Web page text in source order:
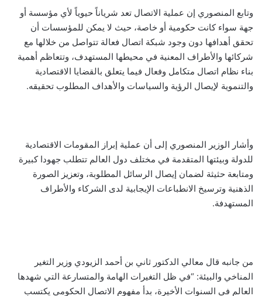
وتابع المنصوري إن عملية الاتصال تعد شرياناً حيوياً لأي مؤسسة أو
جهة سواء كانت حكومية أو خاصة، حيث لا يمكن للمؤسسات أن
تحقق أهدافها دون وجود شبكة اتصال فعالة تتواصل من خلالها مع
شركائها والأطراف المعنية في محيطها المستهدف، وتتعاظم أهمية
بناء نظام اتصال متكامل وفعال فيما يتعلق بالقضايا الاقتصادية
والتنموية لإيصال الرؤية والسياسات والأهداف المطلوب تحقيقه.
وأشار الوزير المنصوري إلى أن عملية إبراز المقومات الاقتصادية
للدولة وبيئتها المتقدمة في مختلف دول العالم تتطلب جهودا كبيرة
ومتابعة حثيثة لضمان إيصال الرسائل المطلوبة، وتعزيز الصورة
الذهنية وترسيخ الانطباعات الإيجابية لدى الشركاء والأطراف
المستهدفة.
من جانبه قال معالي الدكتور ثاني بن أحمد الزيودي وزير التغير
المناخي والبيئة: “في ظل التغيرات الهامة والمتسارعة التي شهدها
العالم في السنوات الأخيرة، بدأ مفهوم الاتصال الحكومي يكتسب